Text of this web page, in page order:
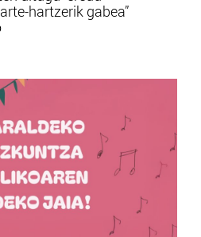
hartzerik gabea”